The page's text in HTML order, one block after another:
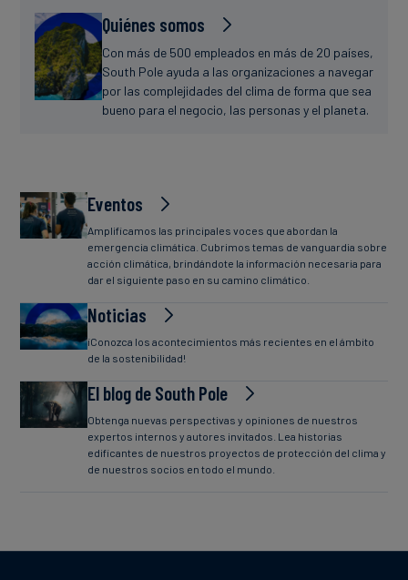
Quiénes somos
Con más de 500 empleados en más de 20 países,
South Pole ayuda a las organizaciones a navegar
por las complejidades del clima de forma que sea
bueno para el negocio, las personas y el planeta.
Eventos
Amplificamos las principales voces que abordan la
emergencia climática. Cubrimos temas de vanguardia sobre
acción climática, brindándote la información necesaria para
dar el siguiente paso en su camino climático.
Noticias
¡Conozca los acontecimientos más recientes en el ámbito
de la sostenibilidad!
El blog de South Pole
Obtenga nuevas perspectivas y opiniones de nuestros
expertos internos y autores invitados. Lea historias
edificantes de nuestros proyectos de protección del clima y
de nuestros socios en todo el mundo.